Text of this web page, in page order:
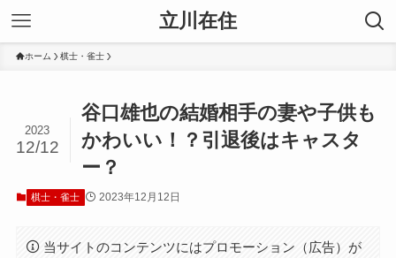
立川在住
ホーム 棋士・雀士
谷口雄也の結婚相手の妻や子供も
かわいい！？引退後はキャスタ
ー？
2023
12/12
棋士・雀士 2023年12月12日
当サイトのコンテンツにはプロモーション（広告）が